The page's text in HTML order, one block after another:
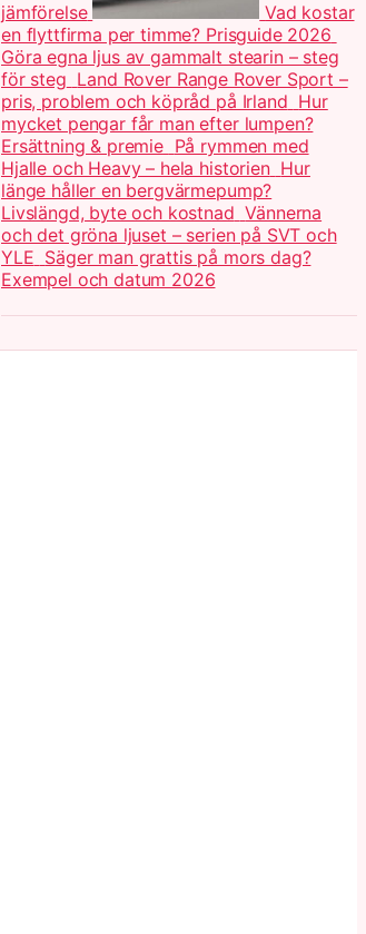
jämförelse
Vad kostar
en flyttfirma per timme? Prisguide 2026
Göra egna ljus av gammalt stearin – steg
för steg Land Rover Range Rover Sport –
pris, problem och köpråd på Irland Hur
mycket pengar får man efter lumpen?
Ersättning & premie På rymmen med
Hjalle och Heavy – hela historien Hur
länge håller en bergvärmepump?
Livslängd, byte och kostnad Vännerna
och det gröna ljuset – serien på SVT och
YLE Säger man grattis på mors dag?
Exempel och datum 2026